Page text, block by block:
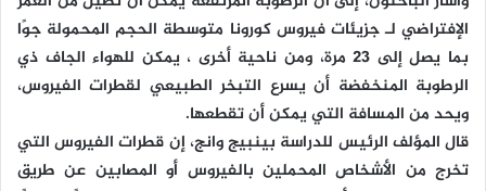
الإفتراضي لـ جزيئات فيروس كورونا متوسطة الحجم المحمولة جوًا
بما يصل إلى 23 مرة، ومن ناحية أخرى ، يمكن للهواء الجاف ذي
الرطوبة المنخفضة أن يسرع التبخر الطبيعي لقطرات الفيروس،
ويحد من المسافة التي يمكن أن تقطعها.
قال المؤلف الرئيس للدراسة بينبيج وانج، إن قطرات الفيروس التي
تخرج من الأشخاص المحملين بالفيروس أو المصابين عن طريق